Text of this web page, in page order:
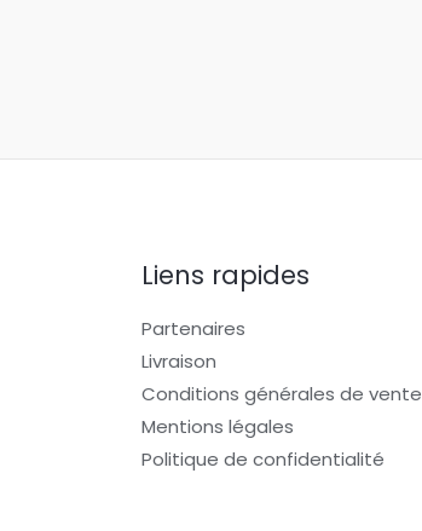
Liens rapides
Partenaires
Livraison
Conditions générales de vente
Mentions légales
Politique de confidentialité